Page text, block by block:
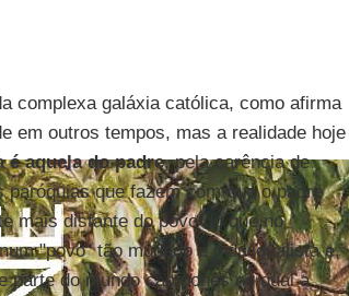
complexa galáxia católica, como afirma
em outros tempos, mas a realidade hoje
é aquela do padre, pela carência de
que fazem com que o padre
mais distante do povo do que no
"povo" tão mudado e individualista e,
parte do mundo camponês no qual a